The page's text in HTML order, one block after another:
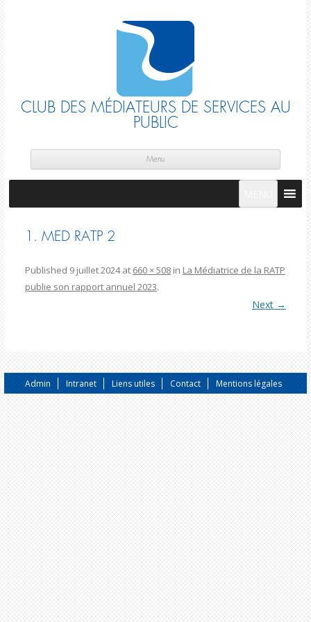
CLUB DES MÉDIATEURS DE SERVICES AU
PUBLIC
Menu
1. MED RATP 2
Published 9 juillet 2024at 660 × 508 in La Médiatrice de la RATP
publie son rapport annuel 2023.
Next →
Admin Intranet Liens utiles Contact Mentions légales